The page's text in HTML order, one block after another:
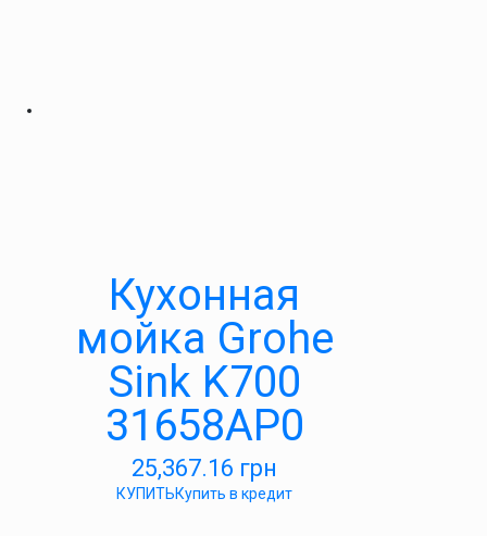
Кухонная
мойка Grohe
Sink K700
31658AP0
25,367.16 грн
КУПИТЬКупить в кредит